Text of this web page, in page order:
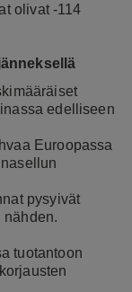
olivat -114
edelliseen
Euroopassa
pysyivät
tuotantoon